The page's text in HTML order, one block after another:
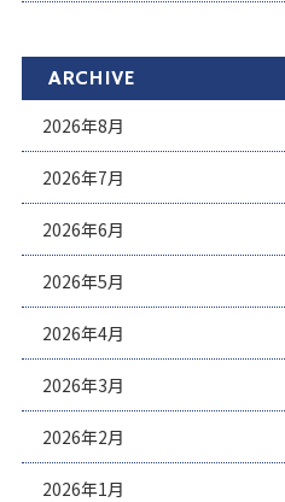
ARCHIVE
2026年8月
2026年7月
2026年6月
2026年5月
2026年4月
2026年3月
2026年2月
2026年1月